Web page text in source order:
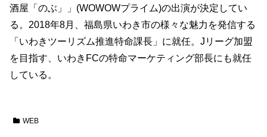
酒屋「のぶ」」(WOWOWプライム)の出演が決定してい
る。2018年8月、福島県いわき市の様々な魅力を発信する
「いわきツーリズム推進特命課長」に就任。Jリーグ加盟
を目指す、いわきFCの特命マーケティング部長にも就任
している。
WEB